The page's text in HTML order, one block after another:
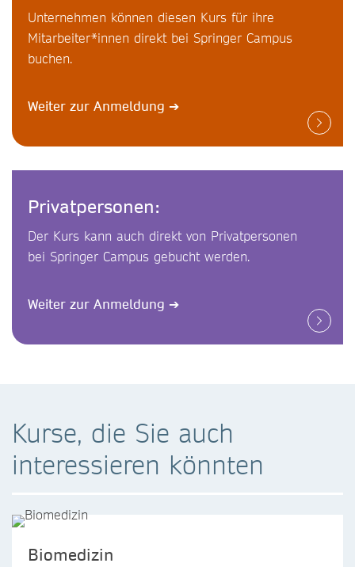
Unternehmen können diesen Kurs für ihre
Mitarbeiter*innen direkt bei Springer Campus
buchen.
Weiter zur Anmeldung ➔
Privatpersonen:
Der Kurs kann auch direkt von Privatpersonen
bei Springer Campus gebucht werden.
Weiter zur Anmeldung ➔
Kurse, die Sie auch
interessieren könnten
Biomedizin